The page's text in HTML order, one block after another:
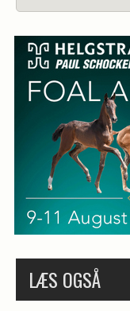
LÆS OGSÅ